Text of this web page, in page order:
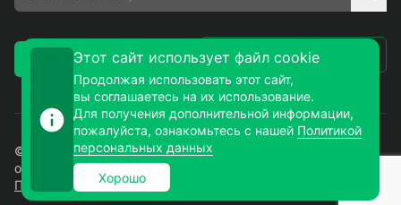
Заказать звонок Написать письмо
© 2026. ЗУМ-СМД – продажа электронных компонентов
оптом и в розницу. Все права защищены.
Политика конфиденциальности
Этот сайт использует файл cookie
Продолжая использовать этот сайт,
вы соглашаетесь на их использование.
Для получения дополнительной информации,
пожалуйста, ознакомьтесь с нашей Политикой
персональных данных
Хорошо